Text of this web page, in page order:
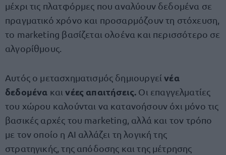
μέχρι τις πλατφόρμες που αναλύουν δεδομένα σε
πραγματικό χρόνο και προσαρμόζουν τη στόχευση,
το marketing βασίζεται ολοένα και περισσότερο σε
αλγορίθμους.
Αυτός ο μετασχηματισμός δημιουργείνέα
δεδομένα καινέες απαιτήσεις. Οι επαγγελματίες
του χώρου καλούνται να κατανοήσουν όχι μόνο τις
βασικές αρχές του marketing, αλλά και τον τρόπο
με τον οποίο η AI αλλάζει τη λογική της
στρατηγικής, της απόδοσης και της μέτρησης